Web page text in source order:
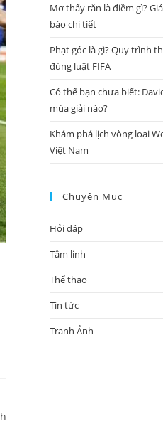
Mơ thấy rắn là điềm gì?
báo chi tiết
Phạt góc là gì? Quy trình
đúng luật FIFA
Có thể bạn chưa biết:
mùa giải nào?
Khám phá lịch vòng loại
Việt Nam
Chuyên Mục
Hỏi đáp
Tâm linh
Thể thao
Tin tức
Tranh Ảnh